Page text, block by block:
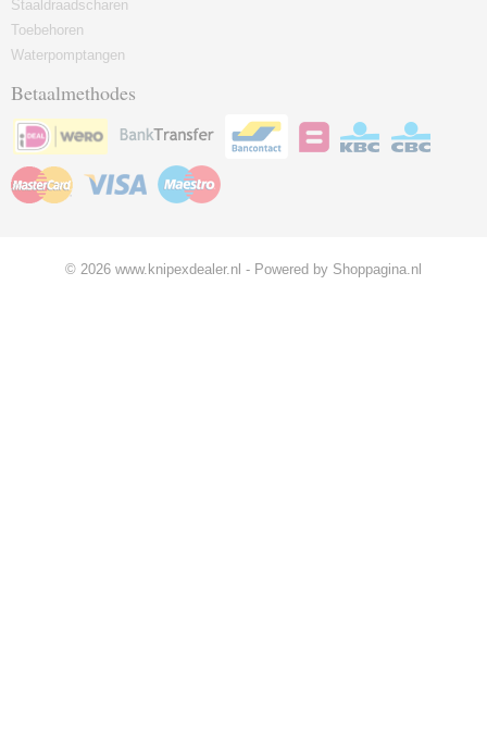
Staaldraadscharen
Toebehoren
Waterpomptangen
Betaalmethodes
© 2026 www.knipexdealer.nl - Powered by Shoppagina.nl